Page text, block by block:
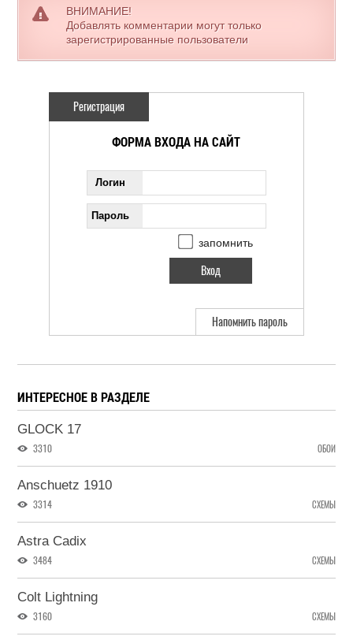
ВНИМАНИЕ!
Добавлять комментарии могут только
зарегистрированные пользователи
Регистрация
ФОРМА ВХОДА НА САЙТ
Логин
Пароль
запомнить
Напомнить пароль
ИНТЕРЕСНОЕ В РАЗДЕЛЕ
GLOCK 17
3310 ОБОИ
Anschuetz 1910
3314 СХЕМЫ
Astra Cadix
3484 СХЕМЫ
Colt Lightning
3160 СХЕМЫ